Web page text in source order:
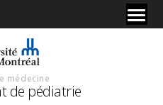
médecine
de pédiatrie